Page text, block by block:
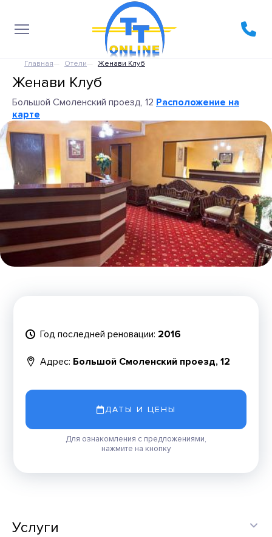
Главная Отели Женави Клуб
Женави Клуб
Большой Смоленский проезд, 12 Расположение на
карте
Год последней реновации: 2016
Адрес: Большой Смоленский проезд, 12
ДАТЫ И ЦЕНЫ
Для ознакомления с предложениями,
нажмите на кнопку
Услуги